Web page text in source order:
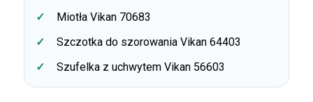
Miotła Vikan 70683
Szczotka do szorowania Vikan 64403
Szufelka z uchwytem Vikan 56603